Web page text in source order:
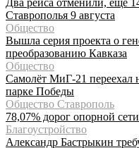
Ставрополья 9 августа
Общество
Вышла серия проекта о
преобразованию Кавказа
Общество
Самолёт МиГ-21 переехал
парке Победы
Общество Ставрополь
78,07% дорог опорной
Благоустройство
Александр Бастрыкин